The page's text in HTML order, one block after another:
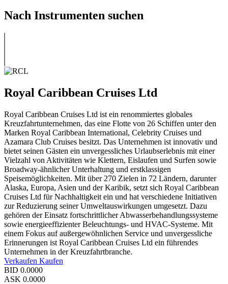
Nach Instrumenten suchen
Royal Caribbean Cruises Ltd
Royal Caribbean Cruises Ltd ist ein renommiertes globales
Kreuzfahrtunternehmen, das eine Flotte von 26 Schiffen unter den
Marken Royal Caribbean International, Celebrity Cruises und
Azamara Club Cruises besitzt. Das Unternehmen ist innovativ und
bietet seinen Gästen ein unvergessliches Urlaubserlebnis mit einer
Vielzahl von Aktivitäten wie Klettern, Eislaufen und Surfen sowie
Broadway-ähnlicher Unterhaltung und erstklassigen
Speisemöglichkeiten. Mit über 270 Zielen in 72 Ländern, darunter
Alaska, Europa, Asien und der Karibik, setzt sich Royal Caribbean
Cruises Ltd für Nachhaltigkeit ein und hat verschiedene Initiativen
zur Reduzierung seiner Umweltauswirkungen umgesetzt. Dazu
gehören der Einsatz fortschrittlicher Abwasserbehandlungssysteme
sowie energieeffizienter Beleuchtungs- und HVAC-Systeme. Mit
einem Fokus auf außergewöhnlichen Service und unvergessliche
Erinnerungen ist Royal Caribbean Cruises Ltd ein führendes
Unternehmen in der Kreuzfahrtbranche.
Verkaufen Kaufen
BID 0.0000
ASK 0.0000